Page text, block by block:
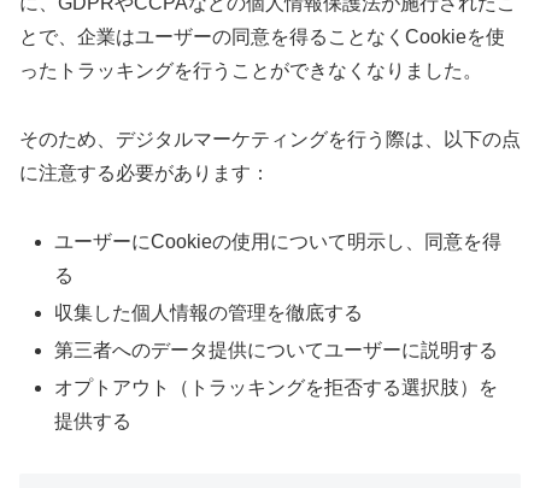
とで、企業はユーザーの同意を得ることなくCookieを使
ったトラッキングを行うことができなくなりました。
そのため、デジタルマーケティングを行う際は、以下の点
に注意する必要があります：
ユーザーにCookieの使用について明示し、同意を得
る
収集した個人情報の管理を徹底する
第三者へのデータ提供についてユーザーに説明する
オプトアウト（トラッキングを拒否する選択肢）を
提供する